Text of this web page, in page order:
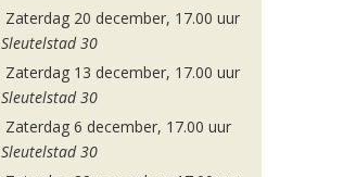
Zaterdag 20 december, 17.00 uur
Sleutelstad 30
Zaterdag 13 december, 17.00 uur
Sleutelstad 30
Zaterdag 6 december, 17.00 uur
Sleutelstad 30